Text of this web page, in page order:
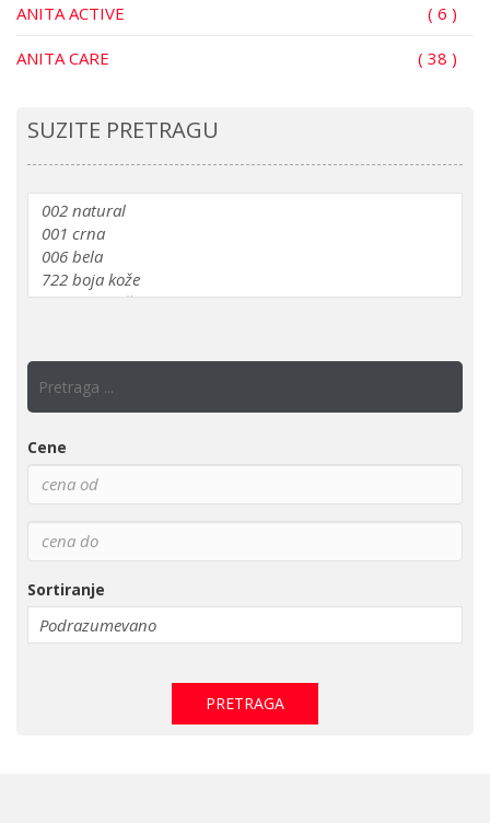
ANITA ACTIVE ( 6 )
ANITA CARE ( 38 )
SUZITE PRETRAGU
Cene
Sortiranje
PRETRAGA